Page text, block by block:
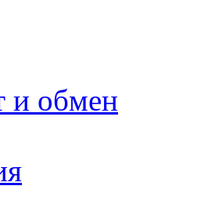
и обмен